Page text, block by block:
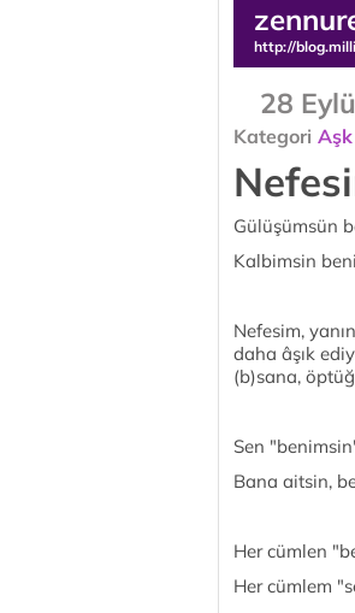
http://
28
Kategori
Gülüşümsün
Kalbimsin
Nefesim,
daha âşık
(b)sana,
Sen
Bana aitsin,
Her cümlen
Her cümlem